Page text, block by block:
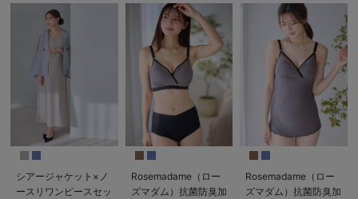
シアージャケット×ノ
ースリワンピースセッ
Rosemadame（ロー
ズマダム）抗菌防臭加
Rosemadame（ロー
ズマダム）抗菌防臭加